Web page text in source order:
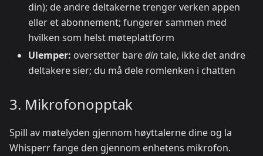
din); de andre deltakerne trenger verken appen
eller et abonnement; fungerer sammen med
hvilken som helst møteplattform
Ulemper: oversetter baredintale, ikke det andre
deltakere sier; du må dele romlenken i chatten
3. Mikrofonopptak
Spill av møtelyden gjennom høyttalerne dine og la
Whisperr fange den gjennom enhetens mikrofon.